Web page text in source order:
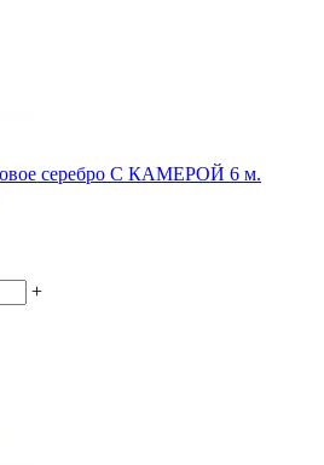
серебро С КАМЕРОЙ 6 м.
+